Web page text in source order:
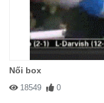
Női box
18549 0